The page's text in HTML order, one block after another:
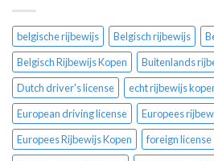
belgische rijbewijs Belgisch rijbewijs
Belgisch Rijbewijs Kopen
Buitenlands
Dutch driver's license
echt rijbewijs
European driving license
Europees
Europees Rijbewijs Kopen
foreign license